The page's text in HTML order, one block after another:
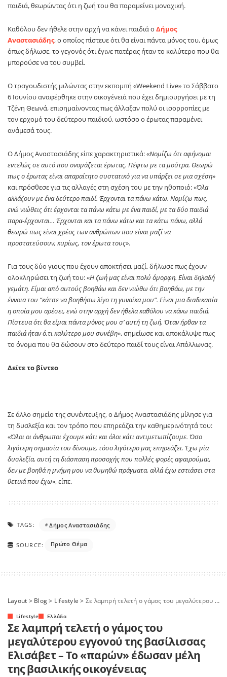
παιδιά, θεωρώντας ότι η ζωή του θα παραμείνει μοναχική.
Καθόλου δεν ήθελε στην αρχή να κάνει παιδιά ο Δήμος
Αναστασιάδης, ο οποίος πίστευε ότι θα είναι πάντα μόνος του, όμως
όπως δήλωσε, το γεγονός ότι έγινε πατέρας ήταν το καλύτερο που θα
μπορούσε να του συμβεί.
Ο τραγουδιστής μιλώντας στην εκπομπή «Weekend Live» το Σάββατο
6 Ιουνίου αναφέρθηκε στην οικογένειά που έχει δημιουργήσει με τη
Τζένη Θεωνά, επισημαίνοντας πως άλλαξαν πολύ οι ισορροπίες με
τον ερχομό του δεύτερου παιδιού, ωστόσο ο έρωτας παραμένει
ανάμεσά τους.
Ο Δήμος Αναστασιάδης είπε χαρακτηριστικά: «Νομίζω ότι αφήνομαι
εντελώς σε αυτό που ονομάζεται έρωτας. Πέφτω με τα μούτρα. Θεωρώ
πως ο έρωτας είναι απαραίτητο συστατικό για να υπάρξει σε μια σχέση»
και πρόσθεσε για τις αλλαγές στη σχέση του με την ηθοποιό: «Όλα
αλλάζουν με ένα δεύτερο παιδί. Έρχονται τα πάνω κάτω. Νομίζω πως,
ενώ νιώθεις ότι έρχονται τα πάνω κάτω με ένα παιδί, με τα δύο παιδιά
παρα-έρχονται… Έρχονται και τα πάνω κάτω και τα κάτω πάνω, αλλά
θεωρώ πως είναι χρέος των ανθρώπων που είναι μαζί να
προστατεύσουν, κυρίως, τον έρωτα τους».
Για τους δύο γιους που έχουν αποκτήσει μαζί, δήλωσε πως έχουν
ολοκληρώσει τη ζωή του: «Η ζωή μας είναι πολύ όμορφη. Είναι δηλαδή
γεμάτη. Είμαι από αυτούς βοηθάω και δεν νιώθω ότι βοηθάω, με την
έννοια του “κάτσε να βοηθήσω λίγο τη γυναίκα μου”. Είναι μια διαδικασία
η οποία μου αρέσει, ενώ στην αρχή δεν ήθελα καθόλου να κάνω παιδιά.
Πίστευα ότι θα είμαι πάντα μόνος μου σ’ αυτή τη ζωή. Όταν ήρθαν τα
παιδιά ήταν ό,τι καλύτερο μου συνέβη», σημείωσε και αποκάλυψε πως
το όνομα που θα δώσουν στο δεύτερο παιδί τους είναι Απόλλωνας.
Δείτε το βίντεο
Σε άλλο σημείο της συνέντευξης, ο Δήμος Αναστασιάδης μίλησε για
τη δυσλεξία και τον τρόπο που επηρεάζει την καθημερινότητά του:
«Όλοι οι άνθρωποι έχουμε κάτι και όλοι κάτι αντιμετωπίζουμε. Όσο
λιγότερη σημασία του δίνουμε, τόσο λιγότερο μας επηρεάζει. Έχω μία
δυσλεξία, αυτή τη διάσπαση προσοχής που πολλές φορές αφαιρούμαι,
δεν με βοηθά η μνήμη μου να θυμηθώ πράγματα, αλλά έχω εστιάσει στα
θετικά που έχω», είπε.
TAGS: Δήμος Αναστασιάδης
SOURCE: Πρώτο Θέμα
Layout > Blog> Lifestyle > Σε λαμπρή τελετή ο γάμος του μεγαλύτερου εγγονού της βασίλισσας Ελισάβετ – Το «παρών» έδωσαν μέλη της βασιλικής οικογένειας
Lifestyle Ελλάδα
Σε λαμπρή τελετή ο γάμος του
μεγαλύτερου εγγονού της βασίλισσας
Ελισάβετ – Το «παρών» έδωσαν μέλη
της βασιλικής οικογένειας